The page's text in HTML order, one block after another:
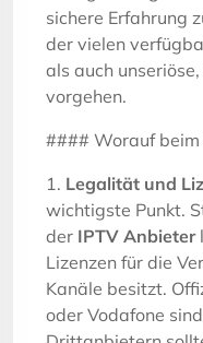
sichere Erfahrung
der vielen
als auch
vorgehen.
#### Worauf beim
1. Legalität und
wichtigste Punkt.
der IPTV Anbieter
Lizenzen für die
Kanäle besitzt.
oder Vodafone